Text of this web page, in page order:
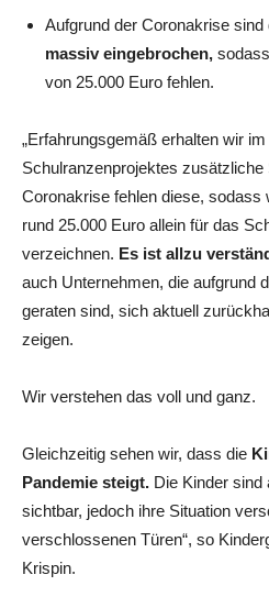
Aufgrund der Coronakrise
massiv eingebrochen,
von 25.000 Euro fehlen.
„Erfahrungsgemäß erhalten wir
Schulranzenprojektes zusätzliche
Coronakrise fehlen diese, sodass
rund 25.000 Euro allein für das
verzeichnen. Es ist allzu
auch Unternehmen, die aufgrund
geraten sind, sich aktuell
zeigen.
Wir verstehen das voll und ganz.
Gleichzeitig sehen wir, dass die
Pandemie steigt. Die Kinder sind
sichtbar, jedoch ihre Situation
verschlossenen Türen“, so
Krispin.